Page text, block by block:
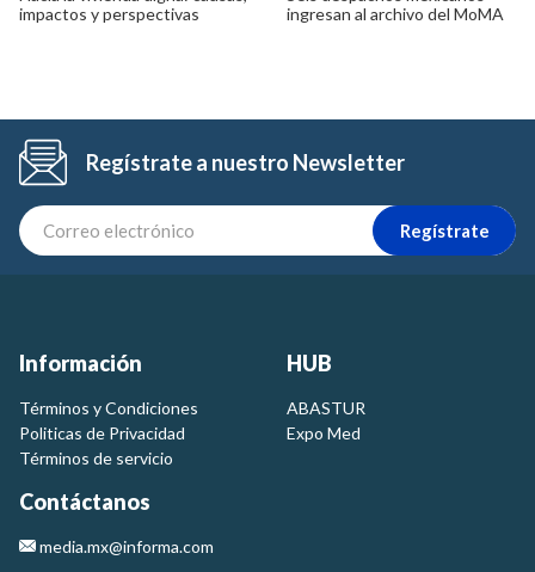
impactos y perspectivas
ingresan al archivo del MoMA
Regístrate a nuestro Newsletter
Regístrate
Información
Términos y Condiciones
Politicas de Privacidad
Términos de servicio
HUB
ABASTUR
Expo Med
Contáctanos
media.mx@informa.com